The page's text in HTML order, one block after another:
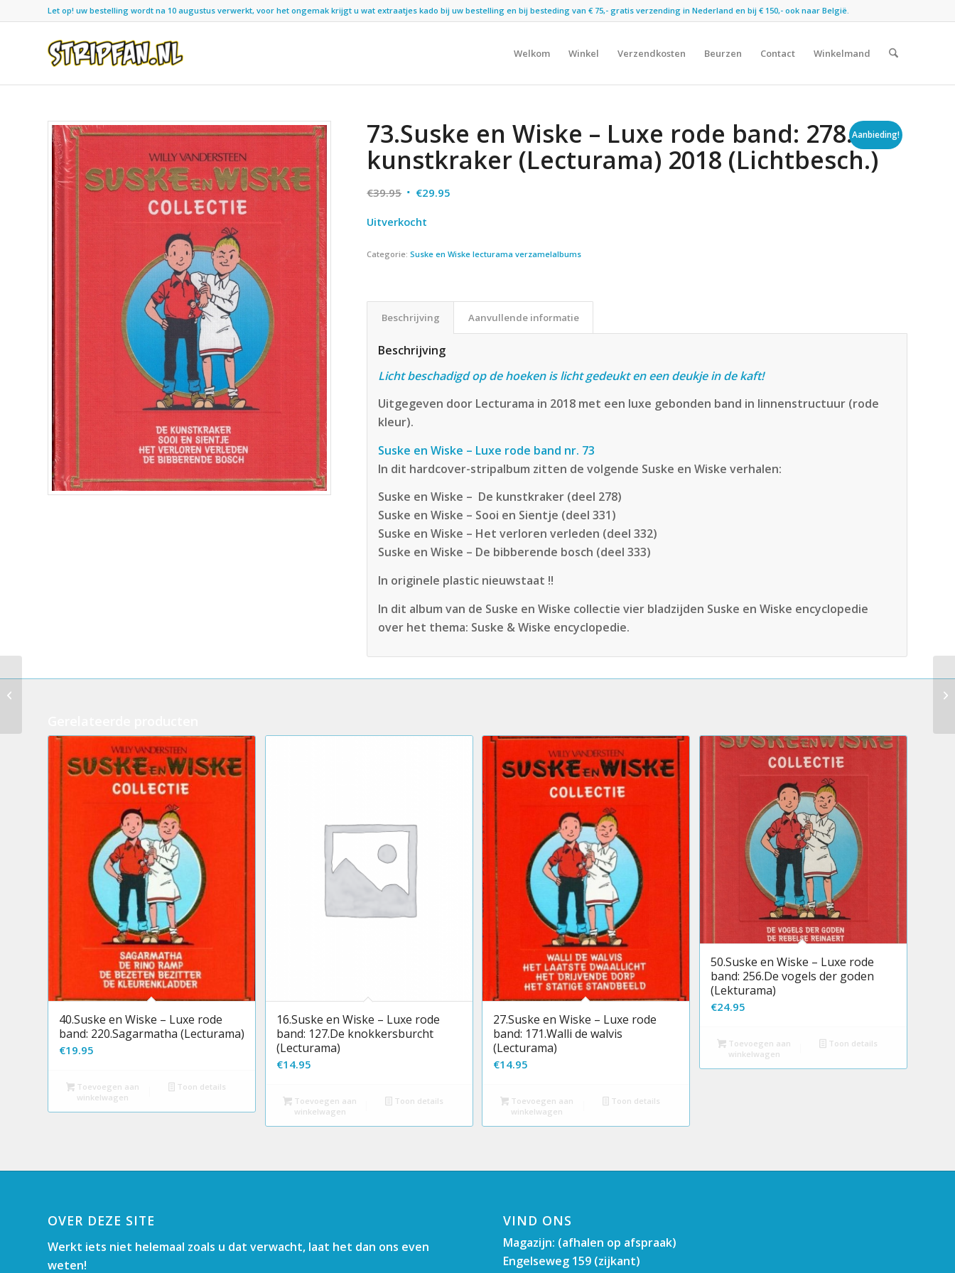
Let op! uw bestelling wordt na 10 augustus verwerkt, voor het ongemak krijgt u wat extraatjes kado bij uw bestelling en bij besteding van € 75,- gratis verzending in Nederland en bij € 150,- ook naar België.
Welkom Winkel Verzendkosten Beurzen Contact Winkelmand
Aanbieding!
73.Suske en Wiske – Luxe rode band: 278.De
kunstkraker (Lecturama) 2018 (Lichtbesch.)
€39.95 Oorspronkelijke
was:
€29.95
Uitverkocht
Categorie:Suske en Wiske lecturama verzamelalbums
Beschrijving Aanvullende informatie
Beschrijving
Licht beschadigd op de hoeken is licht gedeukt en een deukje in de kaft!
Uitgegeven door Lecturama in 2018 met een luxe gebonden band in linnenstructuur (rode
kleur).
Suske en Wiske – Luxe rode band nr. 73
In dit hardcover-stripalbum zitten de volgende Suske en Wiske verhalen:
Suske en Wiske – De kunstkraker (deel 278)
Suske en Wiske – Sooi en Sientje (deel 331)
Suske en Wiske – Het verloren verleden (deel 332)
Suske en Wiske – De bibberende bosch (deel 333)
In originele plastic nieuwstaat !!
In dit album van de Suske en Wiske collectie vier bladzijden Suske en Wiske encyclopedie
over het thema: Suske & Wiske encyclopedie.
40.Suske en Wiske – Luxe rode
band: 220.Sagarmatha (Lecturama)
€19.95
Toevoegen aan
winkelwagen
Toon details
16.Suske en Wiske – Luxe rode
band: 127.De knokkersburcht
(Lecturama)
€14.95
Toevoegen aan
winkelwagen
Toon details
27.Suske en Wiske – Luxe rode
band: 171.Walli de walvis
(Lecturama)
€14.95
Toevoegen aan
winkelwagen
Toon details
50.Suske en Wiske – Luxe rode
band: 256.De vogels der goden
(Lekturama)
€24.95
Toevoegen aan
winkelwagen
Toon details
OVER DEZE SITE
Werkt iets niet helemaal zoals u dat verwacht, laat het dan ons even
weten!
VIND ONS
Magazijn: (afhalen op afspraak)
Engelseweg 159 (zijkant)